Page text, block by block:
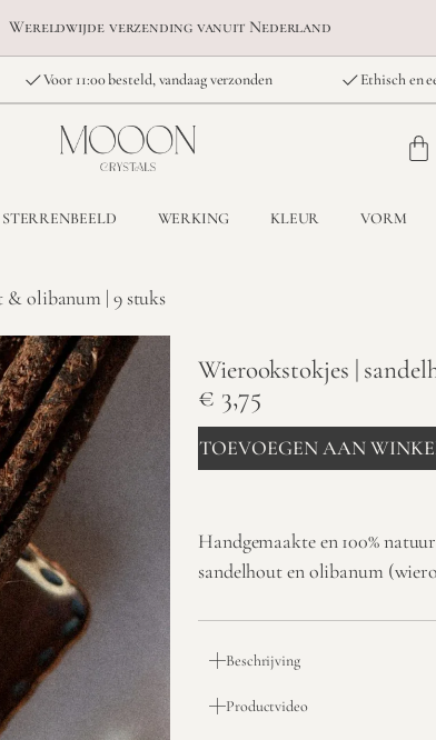
Wereldwijde verzending vanuit Nederland
Voor 11:00 besteld, vandaag verzonden Ethisch en
STERRENBEELD WERKING KLEUR VORM
& olibanum | 9 stuks
Wierookstokjes |
€ 3,75
TOEVOEGEN AAN
Handgemaakte en 100%
sandelhout en olibanum
Beschrijving
Productvideo